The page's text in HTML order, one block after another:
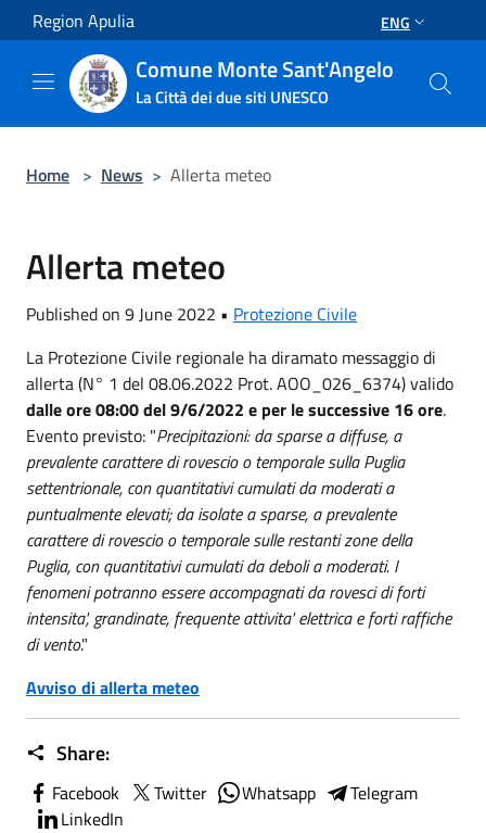
Salta al contenuto principale
Region Apulia ENG
Comune Monte Sant'Angelo
La Città dei due siti UNESCO
Home > News > Allerta meteo
Allerta meteo
Published on 9 June 2022 • Protezione Civile
La Protezione Civile regionale ha diramato messaggio di
allerta (N° 1 del 08.06.2022 Prot. AOO_026_6374) valido
dalle ore 08:00 del 9/6/2022 e per le successive 16 ore.
Evento previsto: "Precipitazioni: da sparse a diffuse, a
prevalente carattere di rovescio o temporale sulla Puglia
settentrionale, con quantitativi cumulati da moderati a
puntualmente elevati; da isolate a sparse, a prevalente
carattere di rovescio o temporale sulle restanti zone della
Puglia, con quantitativi cumulati da deboli a moderati. I
fenomeni potranno essere accompagnati da rovesci di forti
intensita', grandinate, frequente attivita' elettrica e forti raffiche
di vento."
Avviso di allerta meteo
Share:
Facebook Twitter Whatsapp
Telegram
LinkedIn